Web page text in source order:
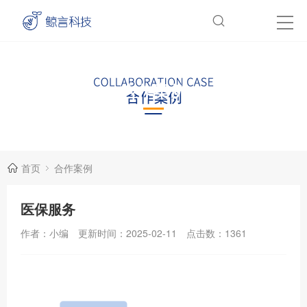
合作案例
首页 合作案例
医保服务
作者：小编 更新时间：2025-02-11 点击数： 1361